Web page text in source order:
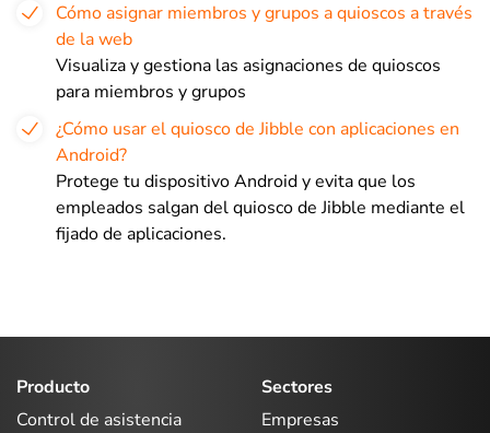
Cómo asignar miembros y grupos a quioscos a través
de la web
Visualiza y gestiona las asignaciones de quioscos
para miembros y grupos
¿Cómo usar el quiosco de Jibble con aplicaciones en
Android?
Protege tu dispositivo Android y evita que los
empleados salgan del quiosco de Jibble mediante el
fijado de aplicaciones.
Producto
Control de asistencia
Sectores
Empresas